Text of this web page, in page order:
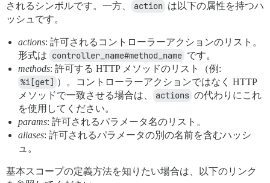
されるシンボルです。一方、
action は以下の属性を持つハ
ッシュです。
actions: 許可されるコントローラーアクションのリスト。
形式は controller_name#method_name です。
methods: 許可する HTTP メソッドのリスト（例:
%i[get] ）。コントローラーアクションではなく HTTP
メソッドで一致させる場合は、
actions の代わりにこれ
を使用してください。
params: 許可されるパラメータ名のリスト。
aliases: 許可されるパラメータの別の名前を含むハッシ
ュ。
基本スコープの定義方法を知りたい場合は、以下のリンク